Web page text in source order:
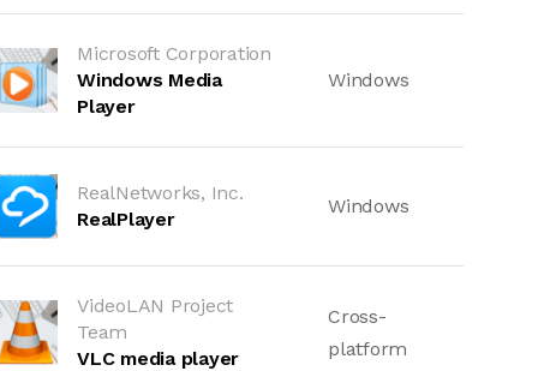
Microsoft Corporation
Windows Media
Player
Windows
RealNetworks, Inc.
RealPlayer
Windows
VideoLAN Project
Team
VLC media player
Cross-
platform